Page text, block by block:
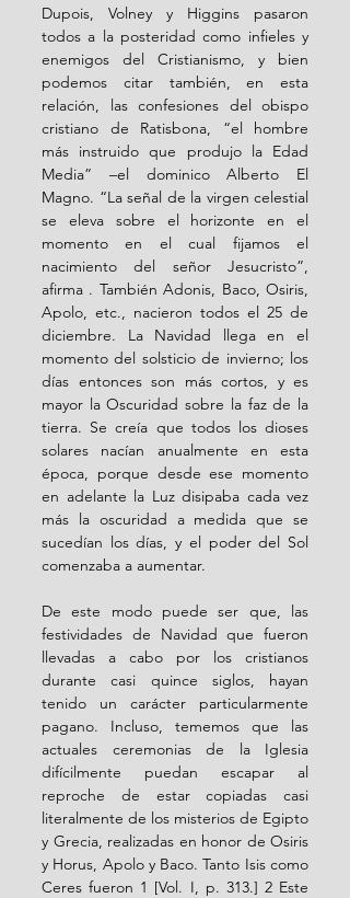
Dupois, Volney y Higgins pasaron
todos a la posteridad como infieles y
enemigos del Cristianismo, y bien
podemos citar también, en esta
relación, las confesiones del obispo
cristiano de Ratisbona, “el hombre
más instruido que produjo la Edad
Media” –el dominico Alberto El
Magno. “La señal de la virgen celestial
se eleva sobre el horizonte en el
momento en el cual fijamos el
nacimiento del señor Jesucristo”,
afirma . También Adonis, Baco, Osiris,
Apolo, etc., nacieron todos el 25 de
diciembre. La Navidad llega en el
momento del solsticio de invierno; los
días entonces son más cortos, y es
mayor la Oscuridad sobre la faz de la
tierra. Se creía que todos los dioses
solares nacían anualmente en esta
época, porque desde ese momento
en adelante la Luz disipaba cada vez
más la oscuridad a medida que se
sucedían los días, y el poder del Sol
comenzaba a aumentar.
De este modo puede ser que, las
festividades de Navidad que fueron
llevadas a cabo por los cristianos
durante casi quince siglos, hayan
tenido un carácter particularmente
pagano. Incluso, tememos que las
actuales ceremonias de la Iglesia
difícilmente puedan escapar al
reproche de estar copiadas casi
literalmente de los misterios de Egipto
y Grecia, realizadas en honor de Osiris
y Horus, Apolo y Baco. Tanto Isis como
Ceres fueron 1 [Vol. I, p. 313.] 2 Este